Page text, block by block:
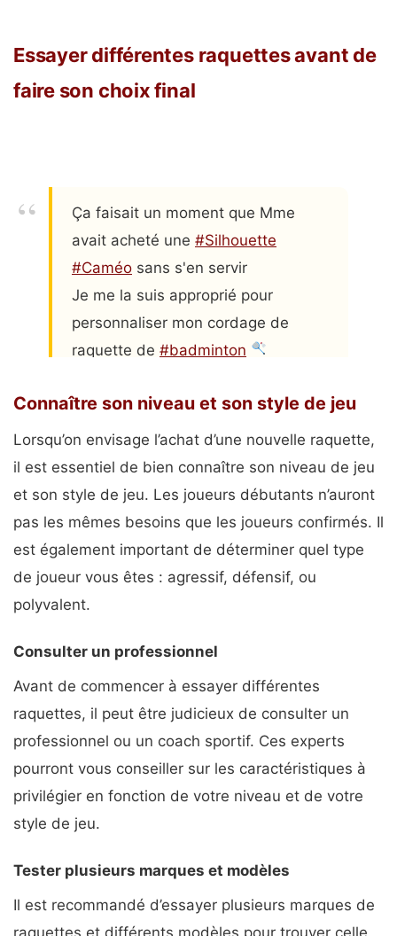
Essayer différentes raquettes avant de
faire son choix final
Ça faisait un moment que Mme
avait acheté une #Silhouette
#Caméo sans s'en servir
Je me la suis approprié pour
personnaliser mon cordage de
raquette de #badminton
Très satisfait du motif 1, le 2e est à
revoir
#bad #volant #breizh #bzh
#SRFC
pic.twitter.com/wf0CQBcFTI
— Virgil Huby #JeSuisPaul
🕯
(@HubyVirgil) December 8, 2023
Connaître son niveau et son style de jeu
Lorsqu’on envisage l’achat d’une nouvelle raquette,
il est essentiel de bien connaître son niveau de jeu
et son style de jeu. Les joueurs débutants n’auront
pas les mêmes besoins que les joueurs confirmés. Il
est également important de déterminer quel type
de joueur vous êtes : agressif, défensif, ou
polyvalent.
Consulter un professionnel
Avant de commencer à essayer différentes
raquettes, il peut être judicieux de consulter un
professionnel ou un coach sportif. Ces experts
pourront vous conseiller sur les caractéristiques à
privilégier en fonction de votre niveau et de votre
style de jeu.
Tester plusieurs marques et modèles
Il est recommandé d’essayer plusieurs marques de
raquettes et différents modèles pour trouver celle